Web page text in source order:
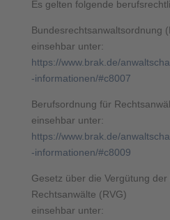
Es gelten folgende
Bundesrechtsanwaltsordnung
einsehbar unter:
https://www.brak.de/
-informationen/#c8007
Berufsordnung für
einsehbar unter:
https://www.brak.de/
-informationen/#c8009
Gesetz über die Vergütung
Rechtsanwälte (RVG)
einsehbar unter: